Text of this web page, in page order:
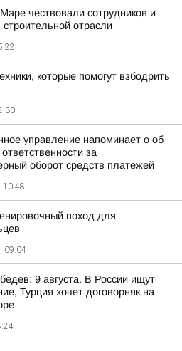
чествовали сотрудников и
строительной отрасли
которые помогут взбодрить
управление напоминает о об
за
оборот средств платежей
10:48
поход для
09:04
9 августа. В России ищут
Турция хочет договорняк на